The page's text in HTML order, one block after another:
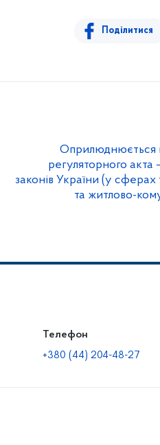
Поділитися
Оприлюднюється
регуляторного акта
законів України (у сферах
та житлово-
Телефон
+380 (44) 204-48-27